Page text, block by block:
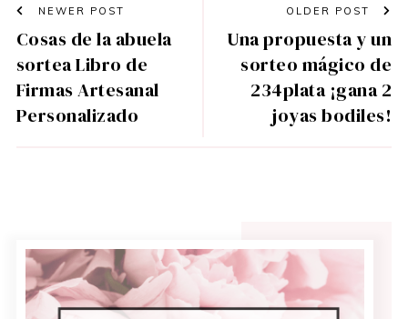
NEWER POST
Cosas de la abuela
sortea Libro de
Firmas Artesanal
Personalizado
OLDER POST
Una propuesta y un
sorteo mágico de
234plata ¡gana 2
joyas bodiles!